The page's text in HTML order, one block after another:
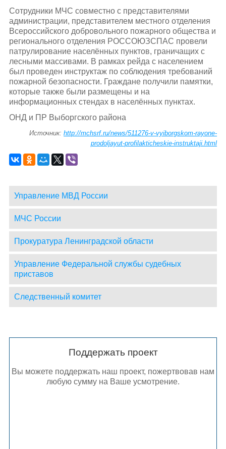
Сотрудники МЧС совместно с представителями
администрации, представителем местного отделения
Всероссийского добровольного пожарного общества и
регионального отделения РОССОЮЗСПАС провели
патрулирование населённых пунктов, граничащих с
лесными массивами. В рамках рейда с населением
был проведен инструктаж по соблюдения требований
пожарной безопасности. Граждане получили памятки,
которые также были размещены и на
информационных стендах в населённых пунктах.
ОНД и ПР Выборгского района
Источник:http://mchsrf.ru/news/511276-v-vyiborgskom-rayone-
prodoljayut-profilakticheskie-instruktaji.html
Управление МВД России
МЧС России
Прокуратура Ленинградской области
Управление Федеральной службы судебных
приставов
Следственный комитет
Поддержать проект
Вы можете поддержать наш проект, пожертвовав нам
любую сумму на Ваше усмотрение.